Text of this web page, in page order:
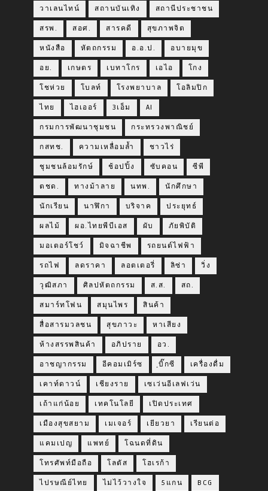
วาเลนไทน์ สถานบันเทิง สถานีประชาชน
สรพ. สอศ. สารคดี สุขภาพจิต
หนังสือ หัตถกรรม อ.อ.ป. อบายมุข
อย. เกษตร เบทาโกร เอไอ โกง
โชห่วย โบลท์ โรงพยาบาล โอลิมปิก
ไทย ไฮเออร์ 3เอ็ม AI
กรมการพัฒนาชุมชน กระทรวงพาณิชย์
กสทช. ความเหลื่อมล้ำ ชาวไร่
ชุมชนล้อมรักษ์ ช้อปปิ้ง ซับคอน ซีพี
ตชด. ทางม้าลาย นทพ. นักศึกษา
นักเรียน นาฬิกา บริจาค ประยุทธ์
ผลไม้ ผอ.ไทยพีบีเอส ผับ ภัยพิบัติ
มอเตอร์โชว์ มิจฉาชีพ รถยนต์ไฟฟ้า
รถไฟ ลดราคา ลอตเตอรี่ ลิซ่า วิ่ง
วุฒิสภา ศิลปหัตถกรรม ส.ส. สถ.
สมาร์ทโฟน สมุนไพร สินค้า
สื่อสารมวลชน สุขภาวะ หาเสียง
ห้างสรรพสินค้า อภิปราย อว.
อาชญากรรม อีคอมเมิร์ซ ฺบิ๊กซี เครื่องดื่ม
เคาท์ดาวน์ เชียงราย เซเว่นอีเลฟเว่น
เถ้าแก่น้อย เทคโนโลยี เปิดประเทศ
เมืองสุขสยาม เมเจอร์ เยียวยา เรียนต่อ
แคมเปญ แพทย์ โฉนดที่ดิน
โทรศัพท์มือถือ โลตัส โฮเรก้า
ไปรษณีย์ไทย ไม่ไว้วางใจ 5แกน BCG